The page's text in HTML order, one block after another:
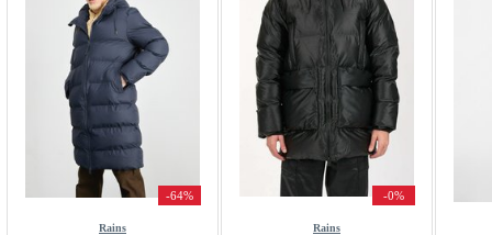
-64%
Rains
-0%
Rains